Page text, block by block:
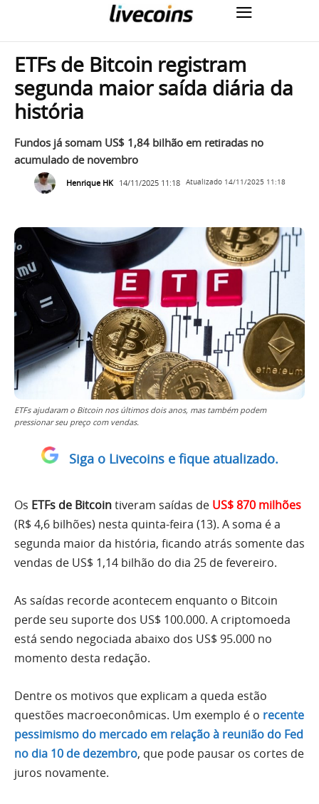
ETFs de Bitcoin registram
segunda maior saída diária da
história
Fundos já somam US$ 1,84 bilhão em retiradas no
acumulado de novembro
Henrique HK 14/11/2025 11:18 Atualizado 14/11/2025 11:18
ETFs ajudaram o Bitcoin nos últimos dois anos, mas também podem
pressionar seu preço com vendas.
Siga o Livecoins e fique atualizado.
Os ETFs de Bitcointiveram saídas de US$ 870 milhões
(R$ 4,6 bilhões) nesta quinta-feira (13). A soma é a
segunda maior da história, ficando atrás somente das
vendas de US$ 1,14 bilhão do dia 25 de fevereiro.
As saídas recorde acontecem enquanto o Bitcoin
perde seu suporte dos US$ 100.000. A criptomoeda
está sendo negociada abaixo dos US$ 95.000 no
momento desta redação.
Dentre os motivos que explicam a queda estão
questões macroeconômicas. Um exemplo é o recente
pessimismo do mercado em relação à reunião do Fed
no dia 10 de dezembro, que pode pausar os cortes de
juros novamente.